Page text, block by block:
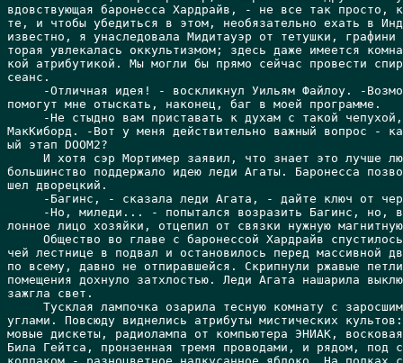
вдовствующая баронесса Хардрайв, - не все так просто,
те, и чтобы убедиться в этом, необязательно ехать в
известно, я унаследовала Мидитауэр от тетушки,
торая увлекалась оккультизмом; здесь даже имеется
кой атрибутикой. Мы могли бы прямо сейчас провести
сеанс.
-Отличная идея! - воскликнул Уильям Файлоу. -
помогут мне отыскать, наконец, баг в моей программе.
-Не стыдно вам приставать к духам с такой
МакКиборд. -Вот у меня действительно важный вопрос -
ый этап DOOM2?
И хотя сэр Мортимер заявил, что знает это лучше
большинство поддержало идею леди Агаты. Баронесса
шел дворецкий.
-Багинс, - сказала леди Агата, - дайте ключ от
-Но, миледи... - попытался возразить Багинс, но,
лонное лицо хозяйки, отцепил от связки нужную
Общество во главе с баронессой Хардрайв
чей лестнице в подвал и остановилось перед массивной
по всему, давно не отпиравшейся. Скрипнули ржавые
помещения дохнуло затхлостью. Леди Агата нашарила
зажгла свет.
Тусклая лампочка озарила тесную комнату с
углами. Повсюду виднелись атрибуты мистических
мовые дискеты, радиолампа от компьютера ЭНИАК,
Била Гейтса, пронзенная тремя проводами, и рядом, под